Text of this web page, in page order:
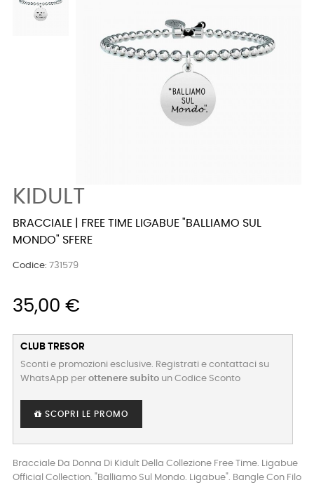
KIDULT
BRACCIALE | FREE TIME LIGABUE "BALLIAMO SUL
MONDO" SFERE
Codice: 731579
35,00 €
CLUB TRESOR
Sconti e promozioni esclusive. Registrati e contattaci su
WhatsApp per ottenere subito un Codice Sconto
SCOPRI LE PROMO
Bracciale Da Donna Di Kidult Della Collezione Free Time. Ligabue
Official Collection. "Balliamo Sul Mondo. Ligabue". Bangle Con Filo